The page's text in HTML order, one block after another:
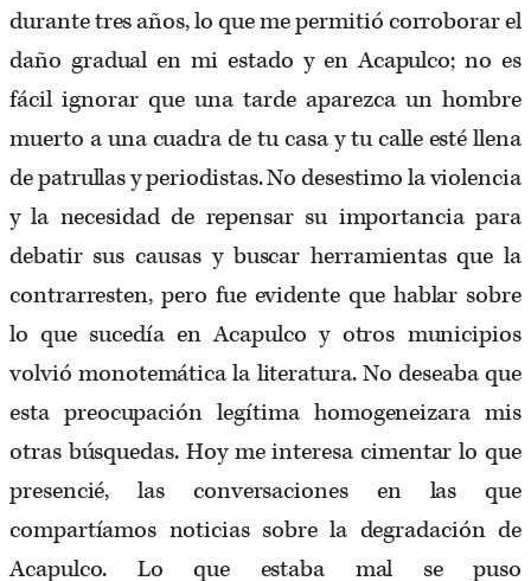
durante tres años, lo que me permitió corroborar el
daño gradual en mi estado y en Acapulco; no es
fácil ignorar que una tarde aparezca un hombre
muerto a una cuadra de tu casa y tu calle esté llena
de patrullas y periodistas. No desestimo la violencia
y la necesidad de repensar su importancia para
debatir sus causas y buscar herramientas que la
contrarresten, pero fue evidente que hablar sobre
lo que sucedía en Acapulco y otros municipios
volvió monotemática la literatura. No deseaba que
esta preocupación legítima homogeneizara mis
otras búsquedas. Hoy me interesa cimentar lo que
presencié, las conversaciones en las que
compartíamos noticias sobre la degradación de
Acapulco. Lo que estaba mal se puso